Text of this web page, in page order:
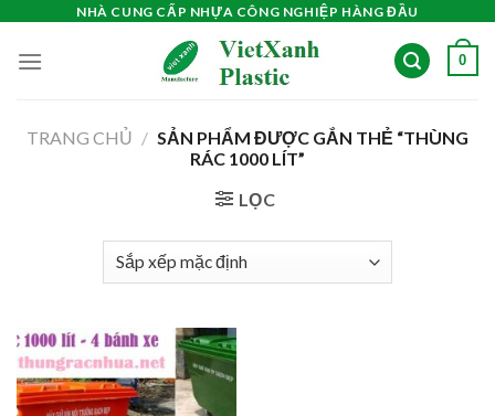
content
NHÀ CUNG CẤP NHỰA CÔNG NGHIỆP HÀNG ĐẦU
0
TRANG CHỦ / SẢN PHẨM ĐƯỢC GẮN THẺ “THÙNG
RÁC 1000 LÍT”
LỌC